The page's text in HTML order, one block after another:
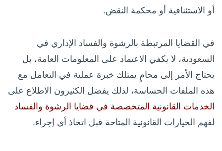
أو الاستئنافية أو محكمة النقض.
في القضايا المرتبطة بالرشوة والفساد الإداري في
السعودية، لا يكفي الاعتماد على المعلومات العامة، بل
يحتاج الأمر إلى محامٍ يمتلك خبرة عملية في التعامل مع
هذه الملفات الحساسة، لذلك يفضل الكثيرون الاطلاع على
الخدمات القانونية المتخصصة في قضايا الرشوة والفساد
لفهم الخيارات القانونية المتاحة قبل اتخاذ أي إجراء.